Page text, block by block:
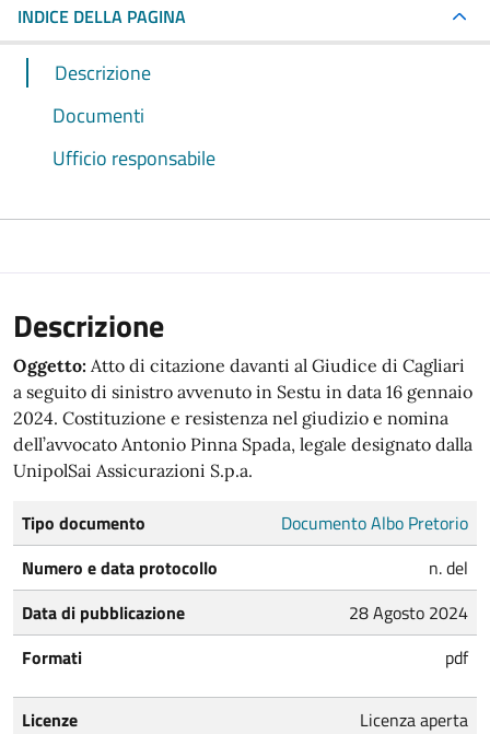
INDICE DELLA PAGINA
Descrizione
Documenti
Ufficio responsabile
Descrizione
Oggetto: Atto di citazione davanti al Giudice di Cagliari
a seguito di sinistro avvenuto in Sestu in data 16 gennaio
2024. Costituzione e resistenza nel giudizio e nomina
dell’avvocato Antonio Pinna Spada, legale designato dalla
UnipolSai Assicurazioni S.p.a.
Tipo documento
Documento Albo Pretorio
Numero e data protocollo
n. del
Data di pubblicazione
28 Agosto 2024
Formati
pdf
Licenze Licenza aperta